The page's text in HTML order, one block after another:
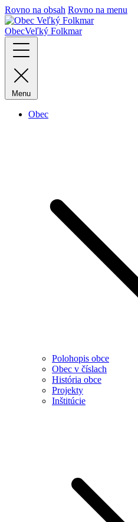
Rovno na obsah Rovno na menu
ObecVeľký Folkmar
Menu
Obec
Polohopis obce
Obec v číslach
História obce
Projekty
Inštitúcie